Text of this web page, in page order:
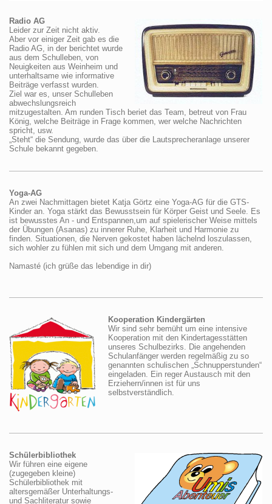
Radio AG
Leider zur Zeit nicht aktiv.
Aber vor einiger Zeit gab es die
Radio AG, in der berichtet wurde
aus dem Schulleben, von
Neuigkeiten aus Weinheim und
unterhaltsame wie informative
Beiträge verfasst wurden.
Ziel war es, unser Schulleben
abwechslungsreich
mitzugestalten. Am runden Tisch beriet das Team, betreut von Frau
König, welche Beiträge in Frage kommen, wer welche Nachrichten
spricht, usw.
„Steht“ die Sendung, wurde das über die Lautsprecheranlage unserer
Schule bekannt gegeben.
Yoga-AG
An zwei Nachmittagen bietet Katja Görtz eine Yoga-AG für die GTS-
Kinder an. Yoga stärkt das Bewusstsein für Körper Geist und Seele. Es
ist bewusstes An - und Entspannen,um auf spielerischer Weise mittels
der Übungen (Asanas) zu innerer Ruhe, Klarheit und Harmonie zu
finden. Situationen, die Nerven gekostet haben lächelnd loszulassen,
sich wohler zu fühlen mit sich und dem Umgang mit anderen.
Namasté (ich grüße das lebendige in dir)
Kooperation Kindergärten
Wir sind sehr bemüht um eine intensive
Kooperation mit den Kindertagesstätten
unseres Schulbezirks. Die angehenden
Schulanfänger werden regelmäßig zu so
genannten schulischen „Schnupperstunden“
eingeladen. Ein reger Austausch mit den
Erziehern/innen ist für uns
selbstverständlich.
Schülerbibliothek
Wir führen eine eigene
(zugegeben kleine)
Schülerbibliothek mit
altersgemäßer Unterhaltungs-
und Sachliteratur sowie